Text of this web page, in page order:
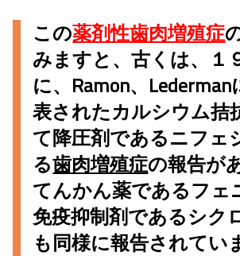
この薬剤性歯肉増殖症
みますと、古くは、１
に、Ramon、
表されたカルシウム拮
て降圧剤であるニフェ
る歯肉増殖症の報告が
てんかん薬であるフェ
免疫抑制剤であるシク
も同様に報告されてい